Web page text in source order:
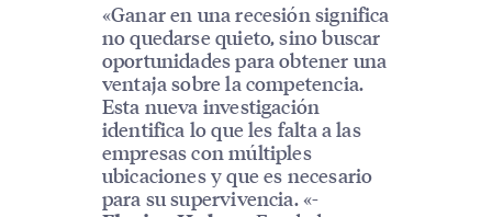
«Ganar en una recesión significa
no quedarse quieto, sino buscar
oportunidades para obtener una
ventaja sobre la competencia.
Esta nueva investigación
identifica lo que les falta a las
empresas con múltiples
ubicaciones y que es necesario
para su supervivencia. «-